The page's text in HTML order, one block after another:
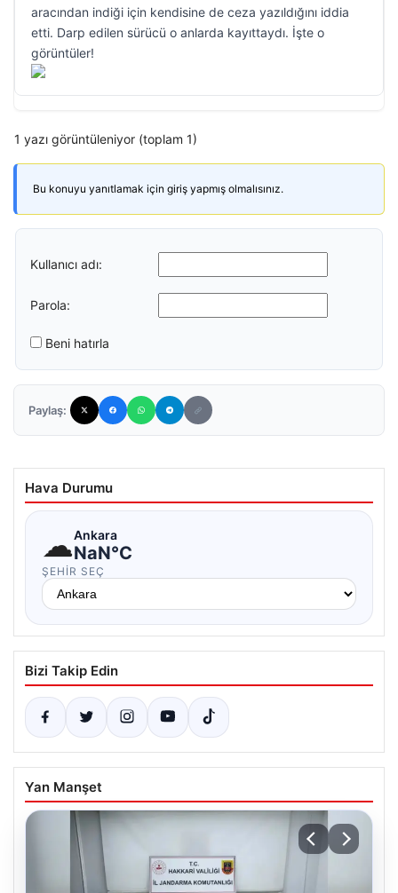
aracından indiği için kendisine de ceza yazıldığını iddia
etti. Darp edilen sürücü o anlarda kayıttaydı. İşte o
görüntüler!
1 yazı görüntüleniyor (toplam 1)
Bu konuyu yanıtlamak için giriş yapmış olmalısınız.
Kullanıcı adı:
Parola:
Beni hatırla
Paylaş:
Hava Durumu
☁Ankara
NaN°C
ŞEHIR SEÇ
Bizi Takip Edin
Yan Manşet